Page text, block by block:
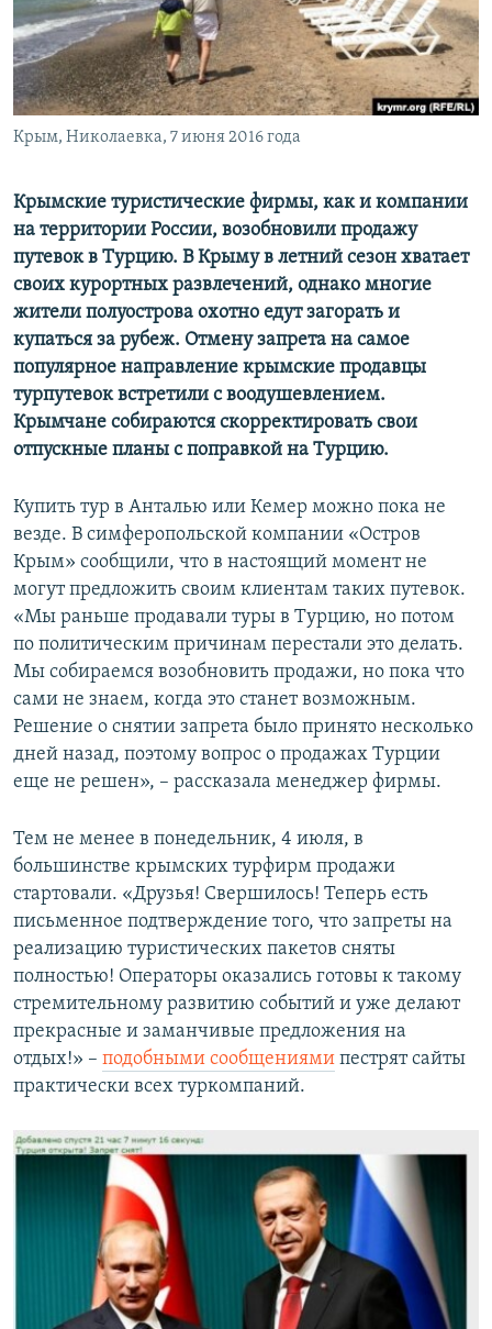
ПОБЕДИТЕЛЕЙ НЕ СУДЯТ?
КРЫМ.НЕПОКОРЕННЫЙ
ELIFBE
УКРАИНСКАЯ ПРОБЛЕМА КРЫМА
ПРИСОЕДИНЯЙТЕСЬ!
Крым, Николаевка, 7 июня 2016 года
Крымские туристические фирмы, как и компании
на территории России, возобновили продажу
путевок в Турцию. В Крыму в летний сезон хватает
своих курортных развлечений, однако многие
жители полуострова охотно едут загорать и
купаться за рубеж. Отмену запрета на самое
популярное направление крымские продавцы
турпутевок встретили с воодушевлением.
Крымчане собираются скорректировать свои
отпускные планы с поправкой на Турцию.
Купить тур в Анталью или Кемер можно пока не
везде. В симферопольской компании «Остров
Крым» сообщили, что в настоящий момент не
могут предложить своим клиентам таких путевок.
«Мы раньше продавали туры в Турцию, но потом
по политическим причинам перестали это делать.
Мы собираемся возобновить продажи, но пока что
сами не знаем, когда это станет возможным.
Решение о снятии запрета было принято несколько
дней назад, поэтому вопрос о продажах Турции
еще не решен», – рассказала менеджер фирмы.
Тем не менее в понедельник, 4 июля, в
большинстве крымских турфирм продажи
стартовали. «Друзья! Свершилось! Теперь есть
письменное подтверждение того, что запреты на
реализацию туристических пакетов сняты
полностью! Операторы оказались готовы к такому
стремительному развитию событий и уже делают
прекрасные и заманчивые предложения на
отдых!» – подобными сообщениями пестрят сайты
практически всех туркомпаний.